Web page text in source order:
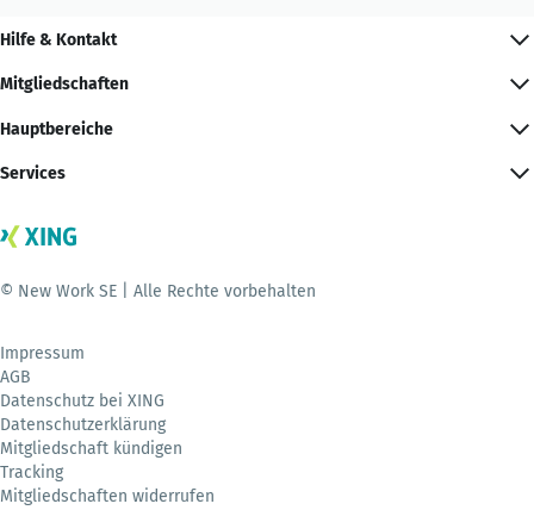
Hilfe & Kontakt
Mitgliedschaften
Hauptbereiche
Services
© New Work SE | Alle Rechte vorbehalten
Impressum
AGB
Datenschutz bei XING
Datenschutzerklärung
Mitgliedschaft kündigen
Tracking
Mitgliedschaften widerrufen